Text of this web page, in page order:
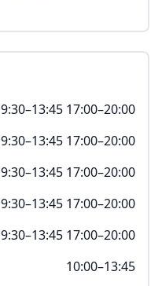
9:30–13:45 17:00–20:00
9:30–13:45 17:00–20:00
9:30–13:45 17:00–20:00
9:30–13:45 17:00–20:00
9:30–13:45 17:00–20:00
10:00–13:45